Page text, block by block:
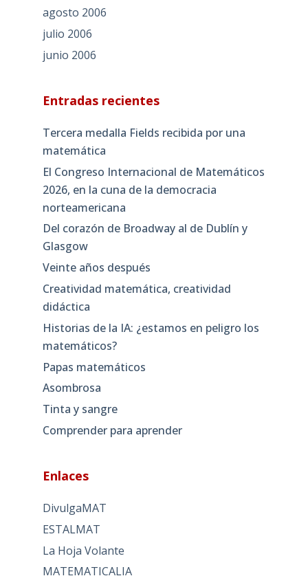
agosto 2006
julio 2006
junio 2006
Entradas recientes
Tercera medalla Fields recibida por una
matemática
El Congreso Internacional de Matemáticos
2026, en la cuna de la democracia
norteamericana
Del corazón de Broadway al de Dublín y
Glasgow
Veinte años después
Creatividad matemática, creatividad
didáctica
Historias de la IA: ¿estamos en peligro los
matemáticos?
Papas matemáticos
Asombrosa
Tinta y sangre
Comprender para aprender
Enlaces
DivulgaMAT
ESTALMAT
La Hoja Volante
MATEMATICALIA